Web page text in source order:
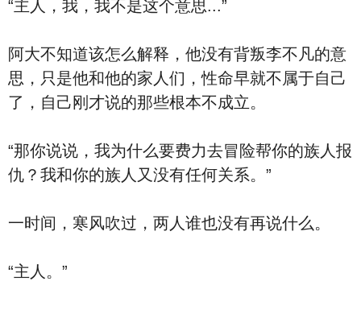
“主人，我，我不是这个意思...”
阿大不知道该怎么解释，他没有背叛李不凡的意
思，只是他和他的家人们，性命早就不属于自己
了，自己刚才说的那些根本不成立。
“那你说说，我为什么要费力去冒险帮你的族人报
仇？我和你的族人又没有任何关系。”
一时间，寒风吹过，两人谁也没有再说什么。
“主人。”